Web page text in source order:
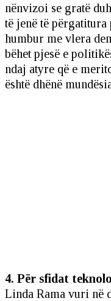
nënvizoi se gratë
të jenë të
humbur me vlera
bëhet pjesë e
ndaj atyre që e
është dhënë
4. Për sfidat
Linda Rama vuri në